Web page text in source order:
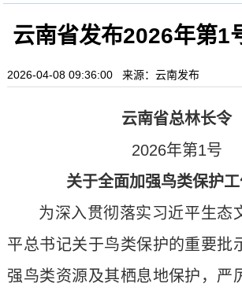
云南省发布2026年第1
2026-04-08 09:36:00 来源：云南发布
云南省总林长令
2026年第1号
关于全面加强鸟类保护
为深入贯彻落实习近平生态
平总书记关于鸟类保护的重要批
强鸟类资源及其栖息地保护，严